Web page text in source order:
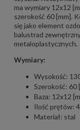
ma wymiary 12x12
szerokość 60 [mm].
się jako element
balustrad
metaloplastycznych.
Wymiary:
Wysokość:
Szerokość: 60
Baza: 12x12
Ilość prętów: 4
Materiał: stal